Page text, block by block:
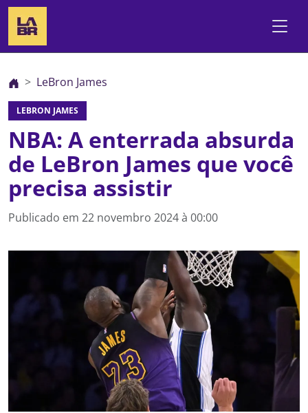
LeBron James
LEBRON JAMES
NBA: A enterrada absurda
de LeBron James que você
precisa assistir
Publicado em 22 novembro 2024 à 00:00